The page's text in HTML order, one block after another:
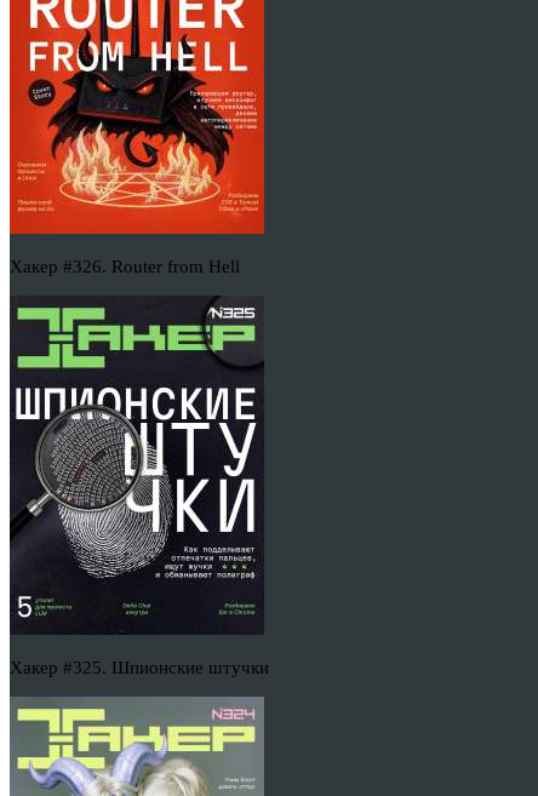
Хакер #326. Router from Hell
Хакер #325. Шпионские штучки